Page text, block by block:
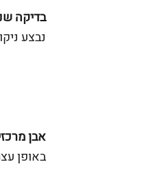
בדיקה
נבצע
אבן
באופן